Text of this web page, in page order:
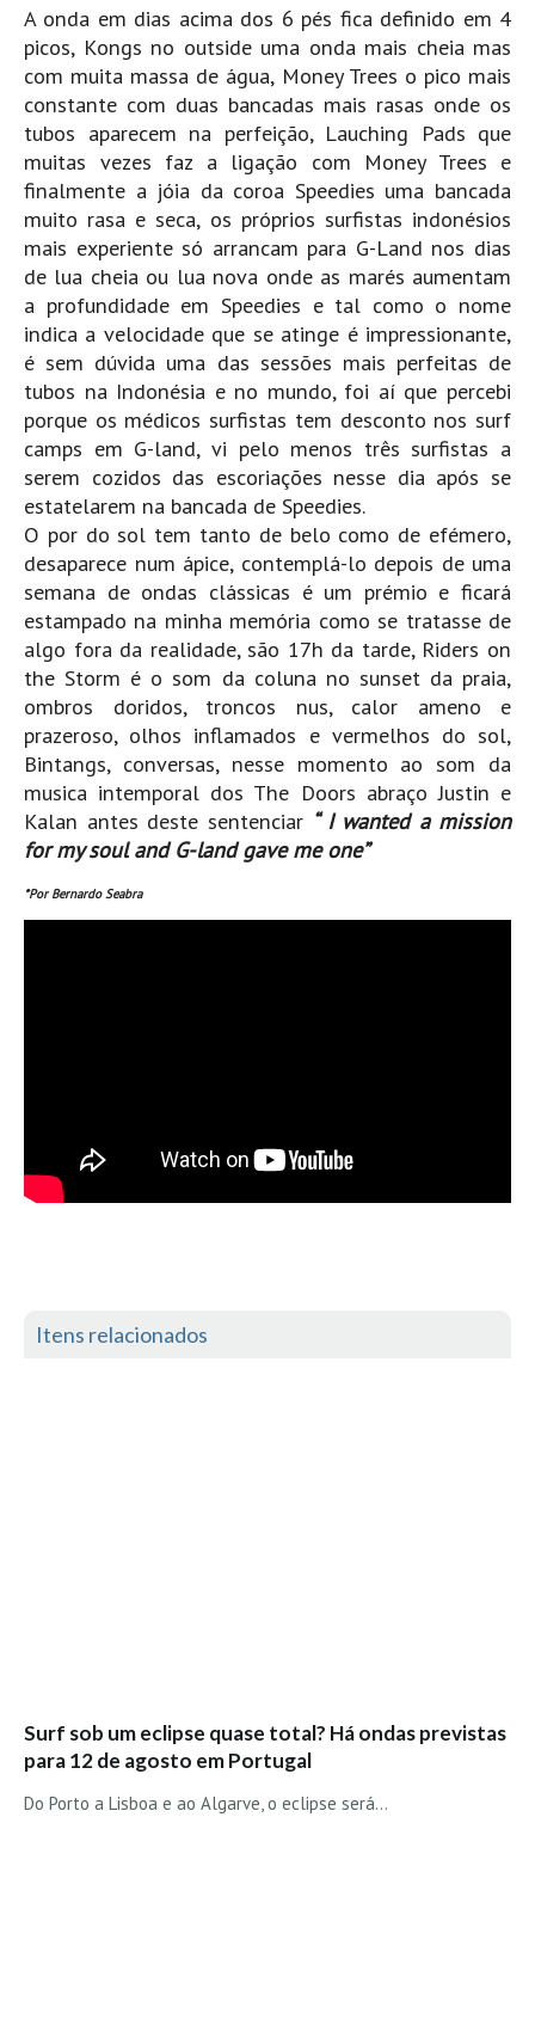
Alentejo
Algarve
Loja
Pranchas
Acessórios de Surf
SurfWear
Skate
Cursos de Shape
Contactos
Contactos Surftotal
A onda em dias acima dos 6 pés fica definido em 4
picos, Kongs no outside uma onda mais cheia mas
com muita massa de água, Money Trees o pico mais
constante com duas bancadas mais rasas onde os
tubos aparecem na perfeição, Lauching Pads que
muitas vezes faz a ligação com Money Trees e
finalmente a jóia da coroa Speedies uma bancada
muito rasa e seca, os próprios surfistas indonésios
mais experiente só arrancam para G-Land nos dias
de lua cheia ou lua nova onde as marés aumentam
a profundidade em Speedies e tal como o nome
indica a velocidade que se atinge é impressionante,
é sem dúvida uma das sessões mais perfeitas de
tubos na Indonésia e no mundo, foi aí que percebi
porque os médicos surfistas tem desconto nos surf
camps em G-land, vi pelo menos três surfistas a
serem cozidos das escoriações nesse dia após se
estatelarem na bancada de Speedies.
O por do sol tem tanto de belo como de efémero,
desaparece num ápice, contemplá-lo depois de uma
semana de ondas clássicas é um prémio e ficará
estampado na minha memória como se tratasse de
algo fora da realidade, são 17h da tarde, Riders on
the Storm é o som da coluna no sunset da praia,
ombros doridos, troncos nus, calor ameno e
prazeroso, olhos inflamados e vermelhos do sol,
Bintangs, conversas, nesse momento ao som da
musica intemporal dos The Doors abraço Justin e
Kalan antes deste sentenciar “ I wanted a mission
for my soul and G-land gave me one”
*Por Bernardo Seabra
Itens relacionados
Surf sob um eclipse quase total? Há ondas previstas
para 12 de agosto em Portugal
Do Porto a Lisboa e ao Algarve, o eclipse será…